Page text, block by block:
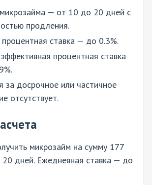
— от 10 до 20 дней с
продления.
ставка — до 0.3%.
процентная ставка
за досрочное или частичное
отсутствует.
микрозайм на сумму 177
дней. Ежедневная ставка — до